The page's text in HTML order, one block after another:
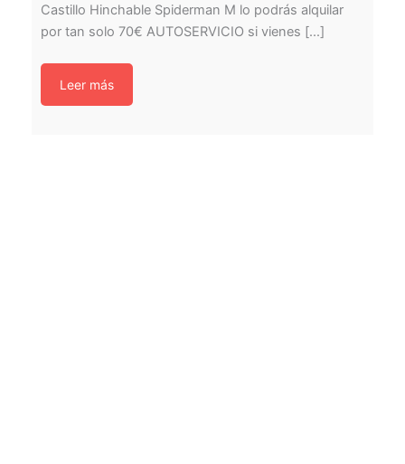
Castillo Hinchable Spiderman M lo podrás alquilar
por tan solo 70€ AUTOSERVICIO si vienes [...]
Leer más